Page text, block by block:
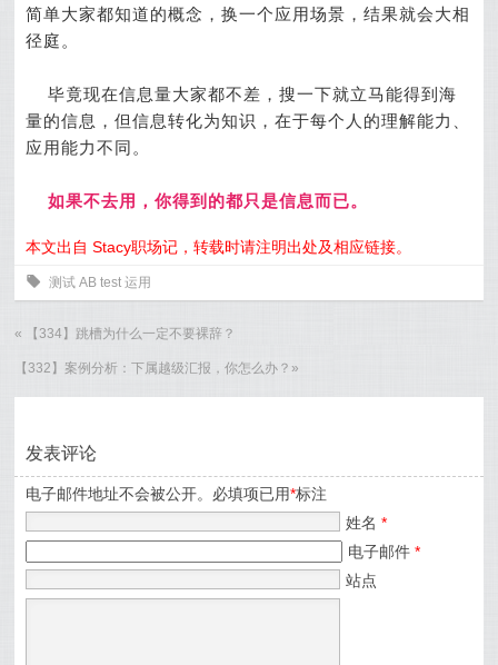
简单大家都知道的概念，换一个应用场景，结果就会大相
径庭。
毕竟现在信息量大家都不差，搜一下就立马能得到海
量的信息，但信息转化为知识，在于每个人的理解能力、
应用能力不同。
如果不去用，你得到的都只是信息而已。
本文出自 Stacy职场记，转载时请注明出处及相应链接。
0 测试 AB test 运用
« 【334】跳槽为什么一定不要裸辞？
【332】案例分析：下属越级汇报，你怎么办？ »
发表评论
电子邮件地址不会被公开。必填项已用*标注
姓名*
电子邮件*
站点